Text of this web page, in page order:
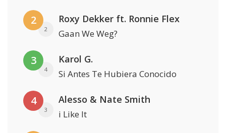
2
2
Roxy Dekker ft. Ronnie Flex
Gaan We Weg?
3
4
Karol G.
Si Antes Te Hubiera Conocido
4
3
Alesso & Nate Smith
i Like It